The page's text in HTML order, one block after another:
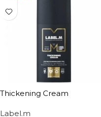
Thickening Cream
Label.m